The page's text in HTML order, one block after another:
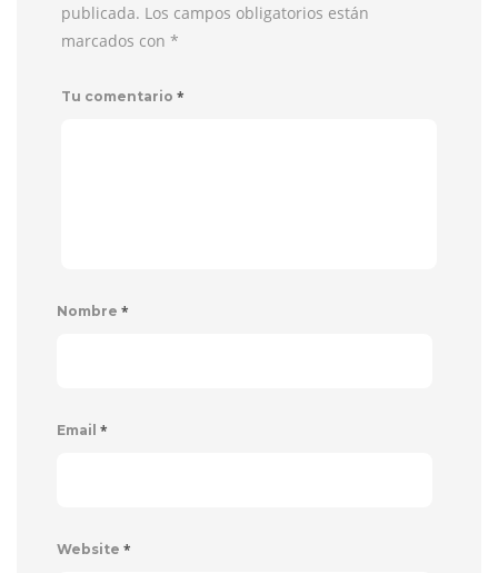
publicada. Los campos obligatorios están
marcados con *
Tu comentario *
Nombre *
Email *
Website *